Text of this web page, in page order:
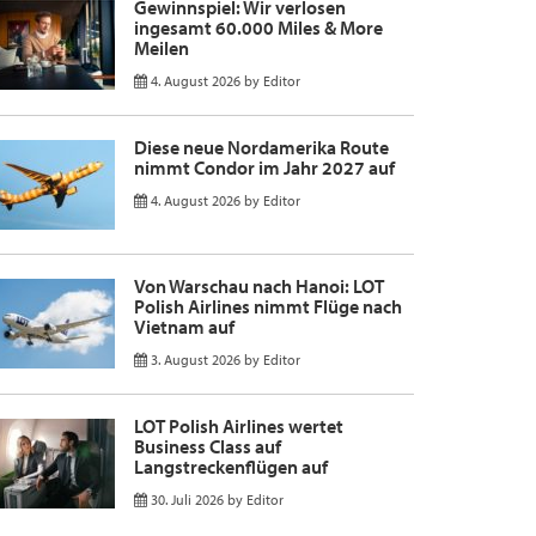
Gewinnspiel: Wir verlosen
ingesamt 60.000 Miles & More
Meilen
4. August 2026 by Editor
Diese neue Nordamerika Route
nimmt Condor im Jahr 2027 auf
4. August 2026 by Editor
Von Warschau nach Hanoi: LOT
Polish Airlines nimmt Flüge nach
Vietnam auf
3. August 2026 by Editor
LOT Polish Airlines wertet
Business Class auf
Langstreckenflügen auf
30. Juli 2026 by Editor